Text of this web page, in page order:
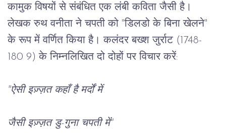
कामुक विषयों से संबंधित एक लंबी कविता जैसी है।
लेखक रुथ वनीता ने चपती को "डिलडो के बिना खेलने"
के रूप में वर्णित किया है। कलंदर बख्श जुर्राट (1748-
180 9) के निम्नलिखित दो दोहों पर विचार करें:
"ऐसी इज़्ज़त कहाँ है मर्दों में
जैसी इज़्ज़त डु-गुना चपती में"